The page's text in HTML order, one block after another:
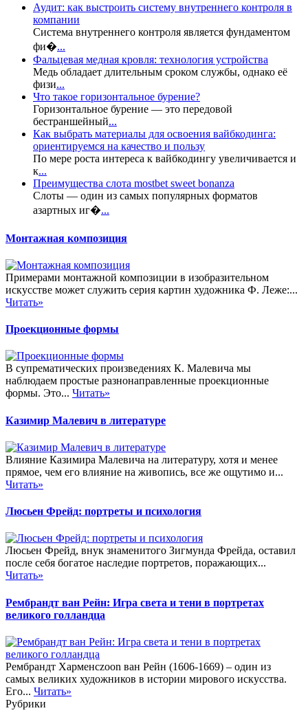
Аудит: как выстроить систему внутреннего контроля в
компании
Система внутреннего контроля является фундаментом
фи�...
Фальцевая медная кровля: технология устройства
Медь обладает длительным сроком службы, однако её
физи...
Что такое горизонтальное бурение?
Горизонтальное бурение — это передовой
бестраншейный...
Как выбрать материалы для освоения вайбкодинга:
ориентируемся на качество и пользу
По мере роста интереса к вайбкодингу увеличивается и
к...
Преимущества слота mostbet sweet bonanza
Слоты — один из самых популярных форматов
азартных иг�...
Монтажная композиция
Примерами монтажной композиции в изобразительном
искусстве может служить серия картин художника Ф. Леже:...
Читать»
Проекционные формы
В супрематических произведениях К. Малевича мы
наблюдаем простые разнонаправленные проекционные
формы. Это... Читать»
Казимир Малевич в литературе
Влияние Казимира Малевича на литературу, хотя и менее
прямое, чем его влияние на живопись, все же ощутимо и...
Читать»
Люсьен Фрейд: портреты и психология
Люсьен Фрейд, внук знаменитого Зигмунда Фрейда, оставил
после себя богатое наследие портретов, поражающих...
Читать»
Рембрандт ван Рейн: Игра света и тени в портретах
великого голландца
Рембрандт Харменсzoon ван Рейн (1606-1669) – один из
самых великих художников в истории мирового искусства.
Его... Читать»
Рубрики